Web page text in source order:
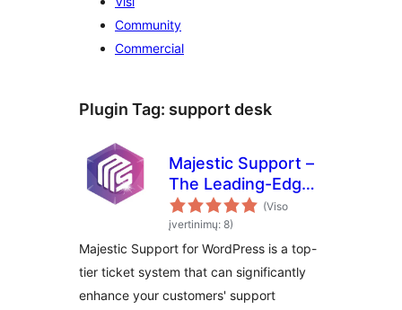
Community
Commercial
Plugin Tag: support desk
Majestic Support –
The Leading-Edge
Help Desk &
Customer Support
Plugin
(Viso
įvertinimų: 8)
Majestic Support for WordPress is a top-
tier ticket system that can significantly
enhance your customers' support